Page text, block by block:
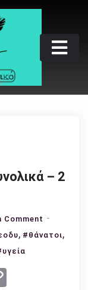
– 2
Comment on
ΕΟΔΥ:
, #θάνατοι,